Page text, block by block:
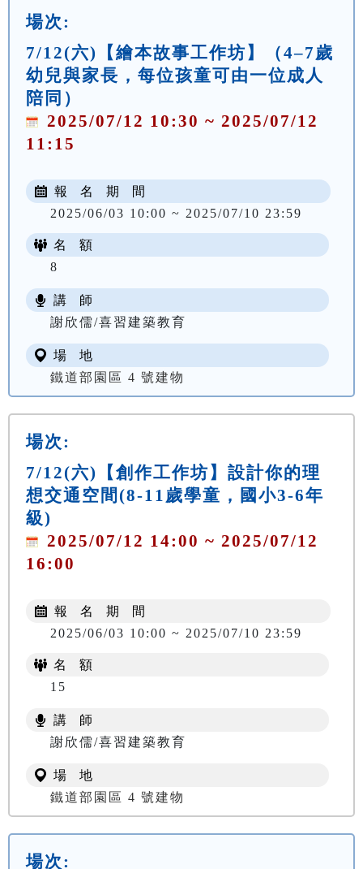
場次:
7/12(六)【繪本故事工作坊】（4–7歲
幼兒與家長，每位孩童可由一位成人
陪同）
2025/07/12 10:30 ~ 2025/07/12
11:15
報 名 期 間
2025/06/03 10:00 ~ 2025/07/10 23:59
名 額
8
講 師
謝欣儒/喜習建築教育
場 地
鐵道部園區 4 號建物
場次:
7/12(六)【創作工作坊】設計你的理
想交通空間(8-11歲學童，國小3-6年
級)
2025/07/12 14:00 ~ 2025/07/12
16:00
報 名 期 間
2025/06/03 10:00 ~ 2025/07/10 23:59
名 額
15
講 師
謝欣儒/喜習建築教育
場 地
鐵道部園區 4 號建物
場次: